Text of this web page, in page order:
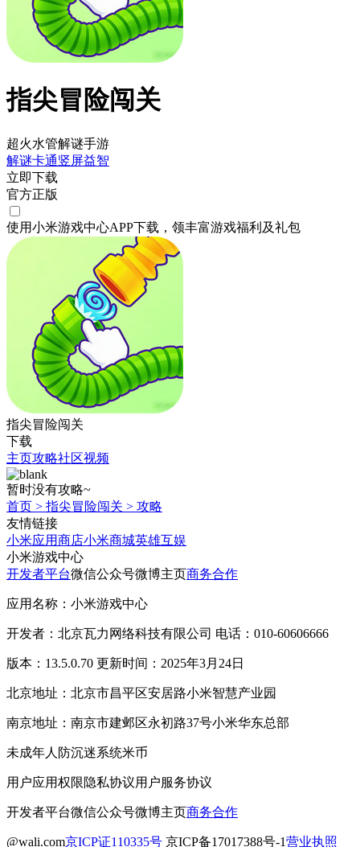
指尖冒险闯关
超火水管解谜手游
解谜卡通竖屏益智
立即下载
官方正版
使用小米游戏中心APP下载 ，领丰富游戏福利 及礼包
指尖冒险闯关
下载
主页攻略社区视频
暂时没有攻略~
首页 > 指尖冒险闯关 > 攻略
友情链接
小米应用商店小米商城英雄互娱
小米游戏中心
开发者平台微信公众号微博主页商务合作
应用名称：小米游戏中心
开发者：北京瓦力网络科技有限公司 电话：010-60606666
版本：13.5.0.70 更新时间：2025年3月24日
北京地址：北京市昌平区安居路小米智慧产业园
南京地址：南京市建邺区永初路37号小米华东总部
未成年人防沉迷系统米币
用户应用权限隐私协议用户服务协议
开发者平台微信公众号微博主页商务合作
@wali.com京ICP证110335号 京ICP备17017388号-1营业执照